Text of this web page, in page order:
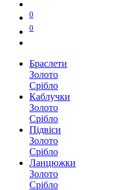
0
0
Браслети
Золото
Срібло
Каблучки
Золото
Срібло
Підвіси
Золото
Срібло
Ланцюжки
Золото
Срібло